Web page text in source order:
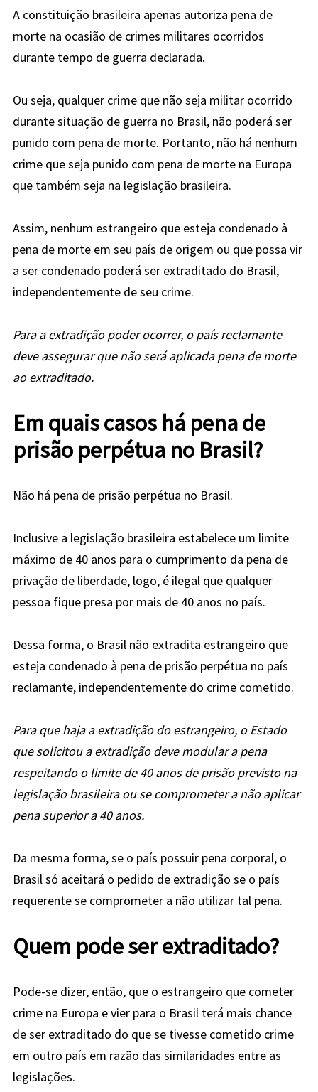
A constituição brasileira apenas autoriza pena de
morte na ocasião de crimes militares ocorridos
durante tempo de guerra declarada.
Ou seja, qualquer crime que não seja militar ocorrido
durante situação de guerra no Brasil, não poderá ser
punido com pena de morte. Portanto, não há nenhum
crime que seja punido com pena de morte na Europa
que também seja na legislação brasileira.
Assim, nenhum estrangeiro que esteja condenado à
pena de morte em seu país de origem ou que possa vir
a ser condenado poderá ser extraditado do Brasil,
independentemente de seu crime.
Para a extradição poder ocorrer, o país reclamante
deve assegurar que não será aplicada pena de morte
ao extraditado.
Em quais casos há pena de
prisão perpétua no Brasil?
Não há pena de prisão perpétua no Brasil.
Inclusive a legislação brasileira estabelece um limite
máximo de 40 anos para o cumprimento da pena de
privação de liberdade, logo, é ilegal que qualquer
pessoa fique presa por mais de 40 anos no país.
Dessa forma, o Brasil não extradita estrangeiro que
esteja condenado à pena de prisão perpétua no país
reclamante, independentemente do crime cometido.
Para que haja a extradição do estrangeiro, o Estado
que solicitou a extradição deve modular a pena
respeitando o limite de 40 anos de prisão previsto na
legislação brasileira ou se comprometer a não aplicar
pena superior a 40 anos.
Da mesma forma, se o país possuir pena corporal, o
Brasil só aceitará o pedido de extradição se o país
requerente se comprometer a não utilizar tal pena.
Quem pode ser extraditado?
Pode-se dizer, então, que o estrangeiro que cometer
crime na Europa e vier para o Brasil terá mais chance
de ser extraditado do que se tivesse cometido crime
em outro país em razão das similaridades entre as
legislações.